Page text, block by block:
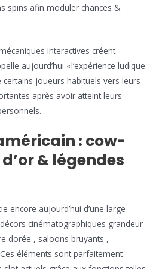
spins afin moduler chances &
interactives créent
aujourd’hui « l’expérience ludique
certains joueurs habituels vers leurs
après avoir atteint leurs
: cow-
& légendes
encore aujourd’hui d’une large
cinématographiques grandeur
dorée , saloons bruyants ,
éléments sont parfaitement